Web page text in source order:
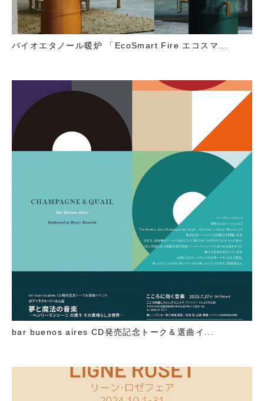
バイオエタノール暖炉 「EcoSmart Fire エコスマ...
bar buenos aires CD発売記念トーク＆選曲イ...